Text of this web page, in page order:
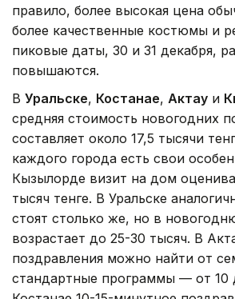
правило, более высокая цена
более качественные костюмы и
пиковые даты, 30 и 31 декабря,
повышаются.
В Уральске, Костанае, Актау и
средняя стоимость новогодних
составляет около 17,5 тысячи
каждого города есть свои
Кызылорде визит на дом
тысяч тенге. В Уральске
стоят столько же, но в
возрастает до 25-30 тысяч. В
поздравления можно найти от
стандартные программы — от 10